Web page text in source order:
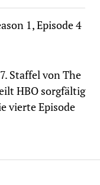
1, Episode 4
Staffel von The
HBO sorgfältig
vierte Episode